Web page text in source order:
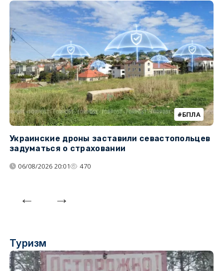
БПЛА
Украинские дроны заставили севастопольцев
задуматься о страховании
06/08/2026 20:01 470
Туризм